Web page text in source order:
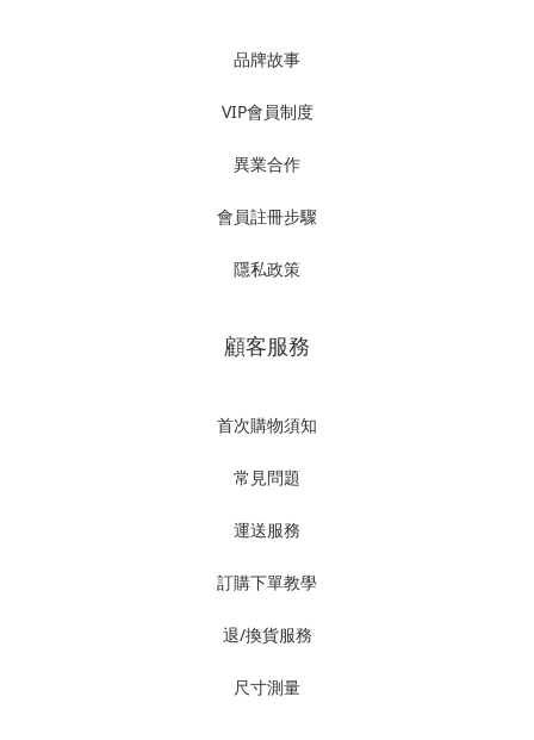
品牌故事
VIP會員制度
異業合作
會員註冊步驟
隱私政策
顧客服務
首次購物須知
常見問題
運送服務
訂購下單教學
退/換貨服務
尺寸測量